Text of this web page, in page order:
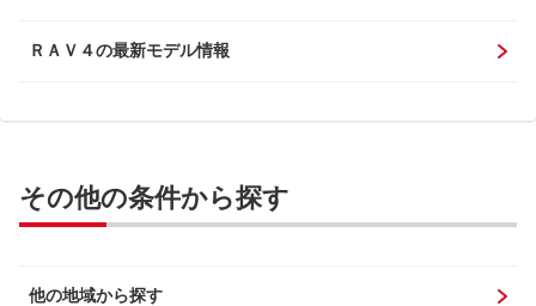
ＲＡＶ４の最新モデル情報
その他の条件から探す
他の地域から探す